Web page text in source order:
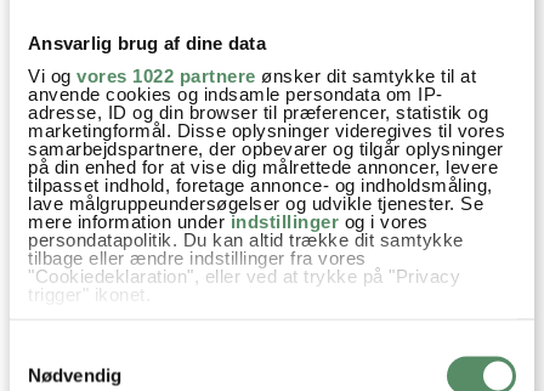
Ansvarlig brug af dine data
Vi og vores 1022 partnere ønsker dit samtykke til at
anvende cookies og indsamle persondata om IP-
adresse, ID og din browser til præferencer, statistik og
marketingformål. Disse oplysninger videregives til vores
samarbejdspartnere, der opbevarer og tilgår oplysninger
på din enhed for at vise dig målrettede annoncer, levere
tilpasset indhold, foretage annonce- og indholdsmåling,
lave målgruppeundersøgelser og udvikle tjenester. Se
mere information under indstillinger og i vores
persondatapolitik. Du kan altid trække dit samtykke
tilbage eller ændre indstillinger fra vores
"Cookiedeklaration", eller ved at trykke på "Privacy
trigger" ikonet.
Indsamle præcise oplysninger om din placering,
der kan være nøjagtig inden for få meter
Nødvendig
Din emailadresse vil ikke blive offentliggjort.
SEND